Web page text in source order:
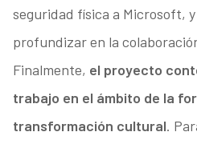
seguridad física a Microsoft,
profundizar en la
Finalmente, el proyecto
trabajo en el ámbito de la
transformación cultural.